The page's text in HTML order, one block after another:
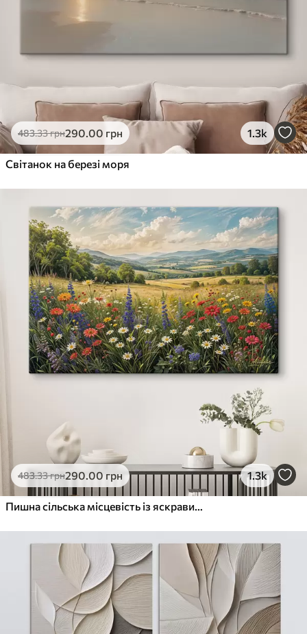
483.33грн290.00 грн 1.3k
Світанок на березі моря
483.33грн290.00 грн 1.3k
Пишна сільська місцевість із яскравим лугом диких квітів, наповненим різнокольоровими квітами під хмарним небом